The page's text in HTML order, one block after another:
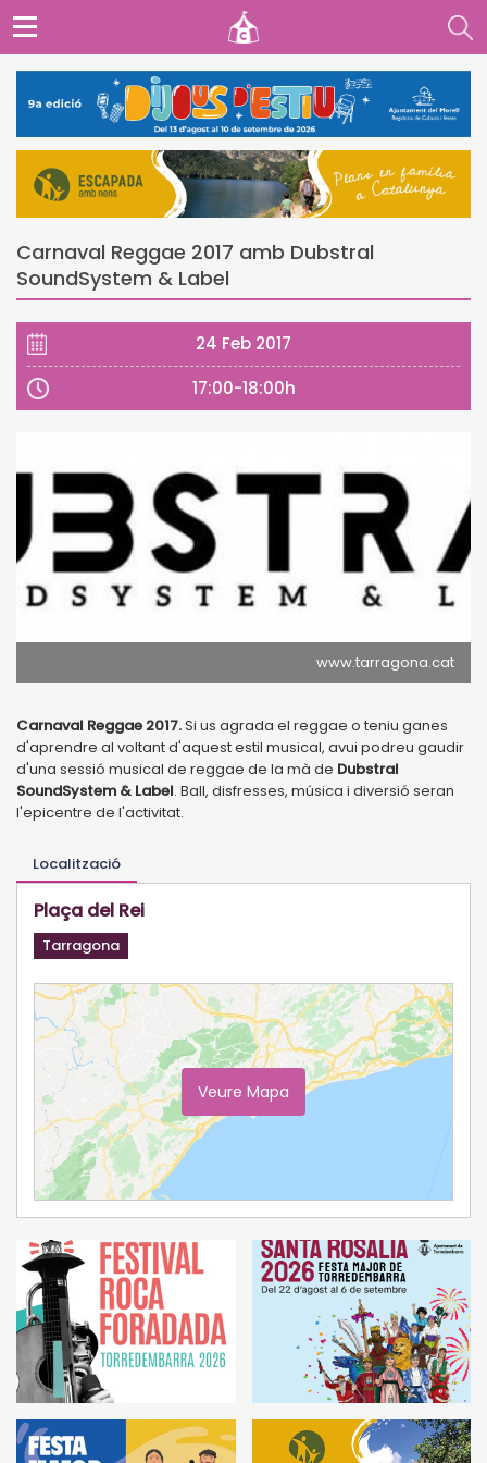
Carnaval Reggae 2017 amb Dubstral
SoundSystem & Label
24 Feb 2017
17:00-18:00h
www.tarragona.cat
Carnaval Reggae 2017.Si us agrada el reggae o teniu ganes
d'aprendre al voltant d'aquest estil musical, avui podreu gaudir
d'una sessió musical de reggae de la mà de Dubstral
SoundSystem & Label. Ball, disfresses, música i diversió seran
l'epicentre de l'activitat.
Localització
Plaça del Rei
Tarragona
Veure Mapa